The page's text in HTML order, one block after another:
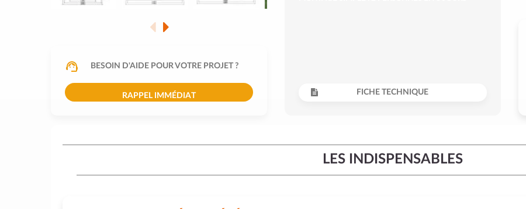
BESOIN D'AIDE POUR VOTRE PROJET ?
RAPPEL IMMÉDIAT FICHE TECHNIQUE
LES INDISPENSABLES